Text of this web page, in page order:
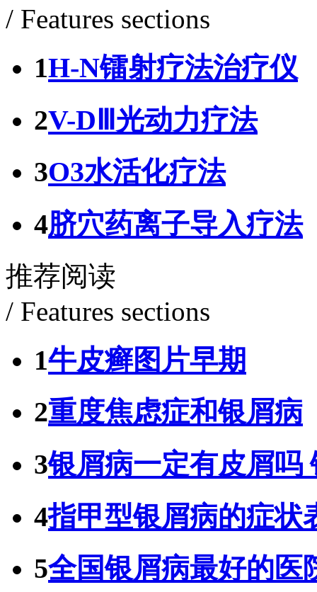
/ Features sections
1H-N镭射疗法治疗仪
2V-DⅢ光动力疗法
3O3水活化疗法
4脐穴药离子导入疗法
推荐阅读
/ Features sections
1牛皮癣图片早期
2重度焦虑症和银屑病
3银屑病一定有皮屑吗
4指甲型银屑病的症状
5全国银屑病最好的医